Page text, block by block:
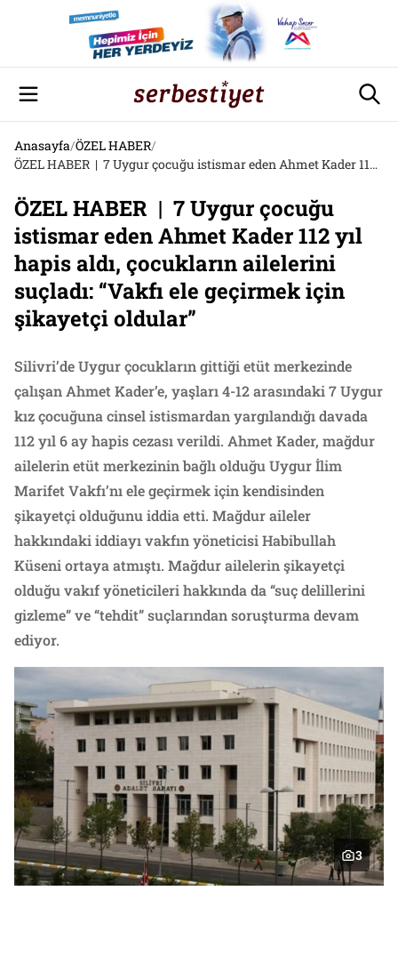
Anasayfa/ÖZEL HABER/
ÖZEL HABER | 7 Uygur çocuğu istismar eden Ahmet Kader 112 yıl hapis aldı, çocukların ailelerini suçladı: “Vakfı ele geçirmek için şikayetçi oldular”
ÖZEL HABER | 7 Uygur çocuğu
istismar eden Ahmet Kader 112 yıl
hapis aldı, çocukların ailelerini
suçladı: “Vakfı ele geçirmek için
şikayetçi oldular”
Silivri’de Uygur çocukların gittiği etüt merkezinde
çalışan Ahmet Kader’e, yaşları 4-12 arasındaki 7 Uygur
kız çocuğuna cinsel istismardan yargılandığı davada
112 yıl 6 ay hapis cezası verildi. Ahmet Kader, mağdur
ailelerin etüt merkezinin bağlı olduğu Uygur İlim
Marifet Vakfı’nı ele geçirmek için kendisinden
şikayetçi olduğunu iddia etti. Mağdur aileler
hakkındaki iddiayı vakfın yöneticisi Habibullah
Küseni ortaya atmıştı. Mağdur ailelerin şikayetçi
olduğu vakıf yöneticileri hakkında da “suç delillerini
gizleme” ve “tehdit” suçlarından soruşturma devam
ediyor.
3